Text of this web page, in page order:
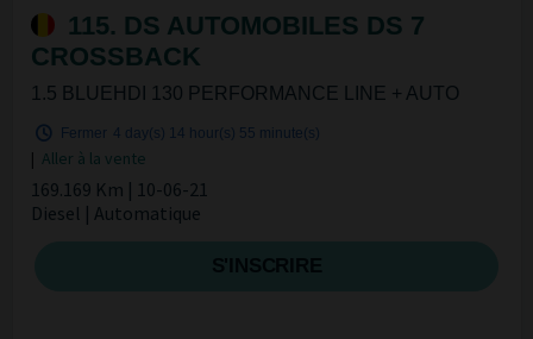
115. DS AUTOMOBILES DS 7
CROSSBACK
1.5 BLUEHDI 130 PERFORMANCE LINE + AUTO
Fermer 4 day(s) 14 hour(s) 55 minute(s)
| Aller à la vente
169.169 Km | 10-06-21
Diesel | Automatique